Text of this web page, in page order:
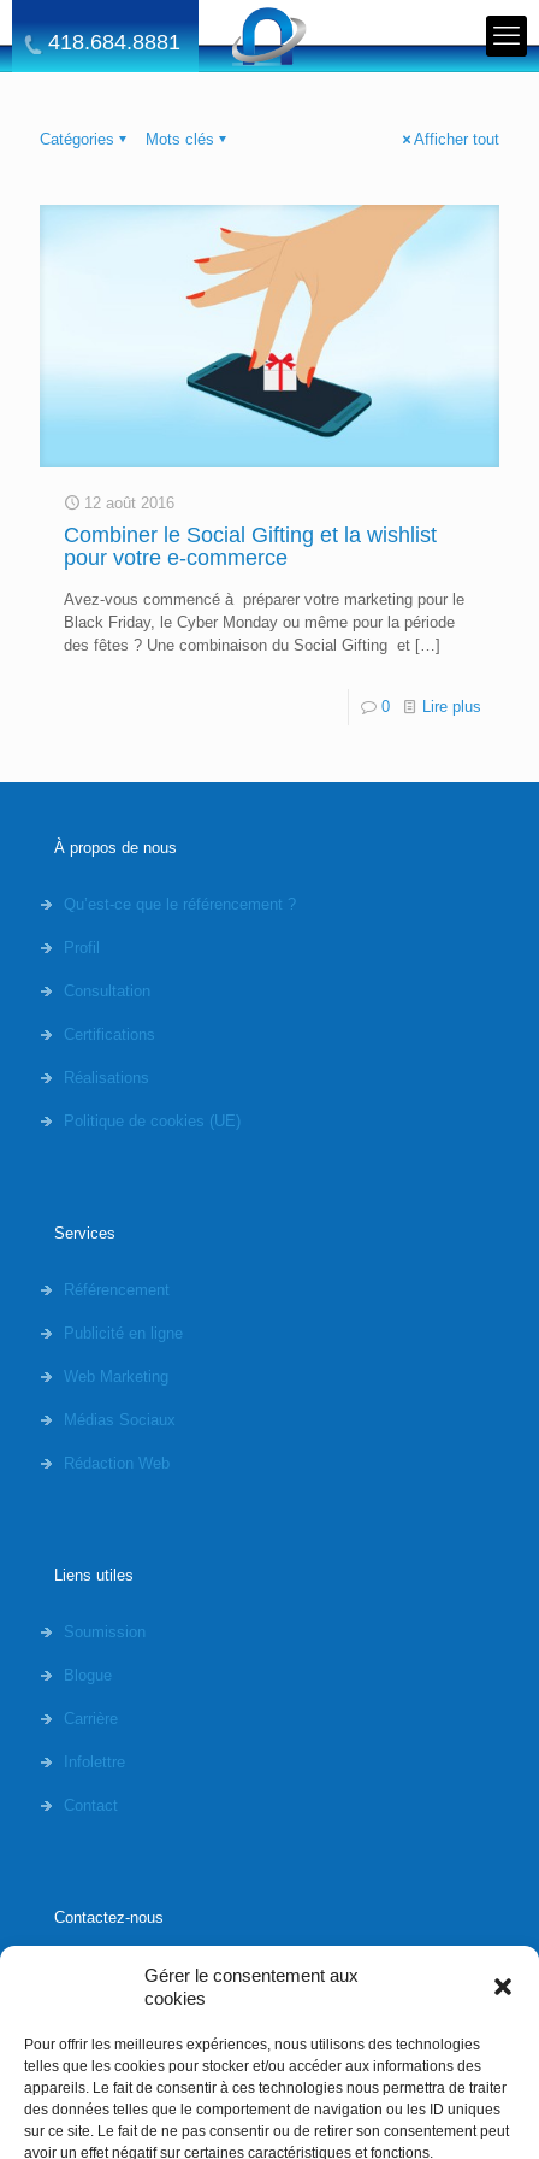
Gérer le consentement aux
cookies
Pour offrir les meilleures expériences, nous utilisons des technologies
telles que les cookies pour stocker et/ou accéder aux informations des
appareils. Le fait de consentir à ces technologies nous permettra de traiter
des données telles que le comportement de navigation ou les ID uniques
sur ce site. Le fait de ne pas consentir ou de retirer son consentement peut
avoir un effet négatif sur certaines caractéristiques et fonctions.
418.684.8881
Catégories Mots clés Afficher tout
12 août 2016
Combiner le Social Gifting et la wishlist
pour votre e-commerce
Avez-vous commencé à préparer votre marketing pour le
Black Friday, le Cyber Monday ou même pour la période
des fêtes ? Une combinaison du Social Gifting et […]
0 Lire plus
À propos de nous
Qu’est-ce que le référencement ?
Profil
Consultation
Certifications
Réalisations
Politique de cookies (UE)
Services
Référencement
Publicité en ligne
Web Marketing
Médias Sociaux
Rédaction Web
Liens utiles
Soumission
Blogue
Carrière
Infolettre
Contact
Contactez-nous
1020, rue Bouvier, suite 400,
Québec (Québec) G2K 0K9
info[]affluences.ca
418.684.8881